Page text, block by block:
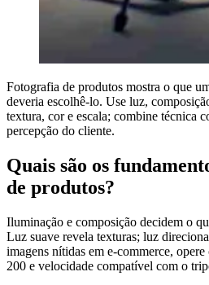
Fotografia de produtos mostra o que
deveria escolhê-lo. Use luz,
textura, cor e escala; combine técnica
percepção do cliente.
Quais são os
de produtos?
Iluminação e composição decidem o
Luz suave revela texturas; luz
imagens nítidas em e‑commerce,
200 e velocidade compatível com o